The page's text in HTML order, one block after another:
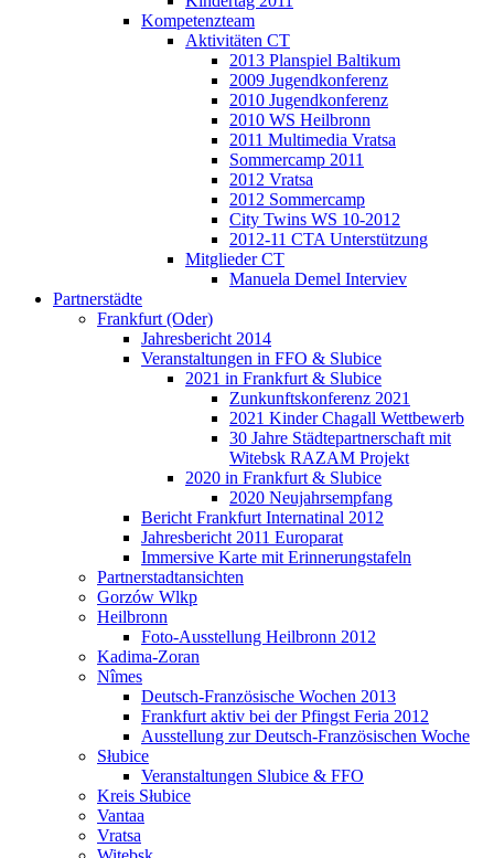
Kompetenzteam
Aktivitäten CT
2013 Planspiel Baltikum
2009 Jugendkonferenz
2010 Jugendkonferenz
2010 WS Heilbronn
2011 Multimedia Vratsa
Sommercamp 2011
2012 Vratsa
2012 Sommercamp
City Twins WS 10-2012
2012-11 CTA Unterstützung
Mitglieder CT
Manuela Demel Interviev
Partnerstädte
Frankfurt (Oder)
Jahresbericht 2014
Veranstaltungen in FFO & Slubice
2021 in Frankfurt & Slubice
Zunkunftskonferenz 2021
2021 Kinder Chagall Wettbewerb
30 Jahre Städtepartnerschaft mit
Witebsk RAZAM Projekt
2020 in Frankfurt & Slubice
2020 Neujahrsempfang
Bericht Frankfurt Internatinal 2012
Jahresbericht 2011 Europarat
Immersive Karte mit Erinnerungstafeln
Partnerstadtansichten
Gorzów Wlkp
Heilbronn
Foto-Ausstellung Heilbronn 2012
Kadima-Zoran
Nîmes
Deutsch-Französische Wochen 2013
Frankfurt aktiv bei der Pfingst Feria 2012
Ausstellung zur Deutsch-Französischen Woche
Słubice
Veranstaltungen Slubice & FFO
Kreis Słubice
Vantaa
Vratsa